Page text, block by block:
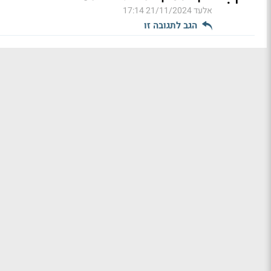
אלעד21/11/2024 17:14
הגב לתגובה זו